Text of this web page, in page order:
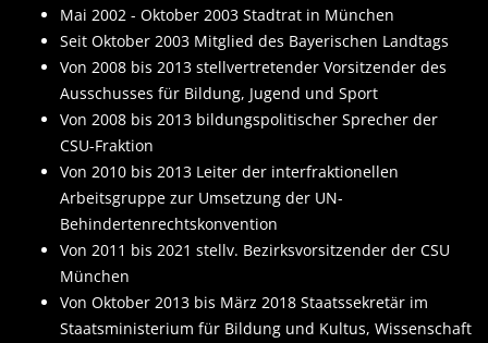
Mai 2002 - Oktober 2003 Stadtrat in München
Seit Oktober 2003 Mitglied des Bayerischen Landtags
Von 2008 bis 2013 stellvertretender Vorsitzender des
Ausschusses für Bildung, Jugend und Sport
Von 2008 bis 2013 bildungspolitischer Sprecher der
CSU-Fraktion
Von 2010 bis 2013 Leiter der interfraktionellen
Arbeitsgruppe zur Umsetzung der UN-
Behindertenrechtskonvention
Von 2011 bis 2021 stellv. Bezirksvorsitzender der CSU
München
Von Oktober 2013 bis März 2018 Staatssekretär im
Staatsministerium für Bildung und Kultus, Wissenschaft